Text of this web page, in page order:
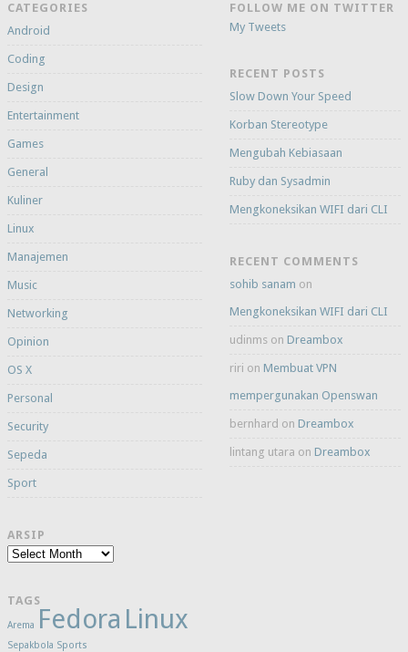
CATEGORIES
Android
Coding
Design
Entertainment
Games
General
Kuliner
Linux
Manajemen
Music
Networking
Opinion
OS X
Personal
Security
Sepeda
Sport
ARSIP
Arsip
TAGS
Arema Fedora Linux
Sepakbola Sports
FOLLOW ME ON TWITTER
My Tweets
RECENT POSTS
Slow Down Your Speed
Korban Stereotype
Mengubah Kebiasaan
Ruby dan Sysadmin
Mengkoneksikan WIFI dari CLI
RECENT COMMENTS
sohib sanam on
Mengkoneksikan WIFI dari CLI
udinms on Dreambox
riri on Membuat VPN
mempergunakan Openswan
bernhard on Dreambox
lintang utara on Dreambox